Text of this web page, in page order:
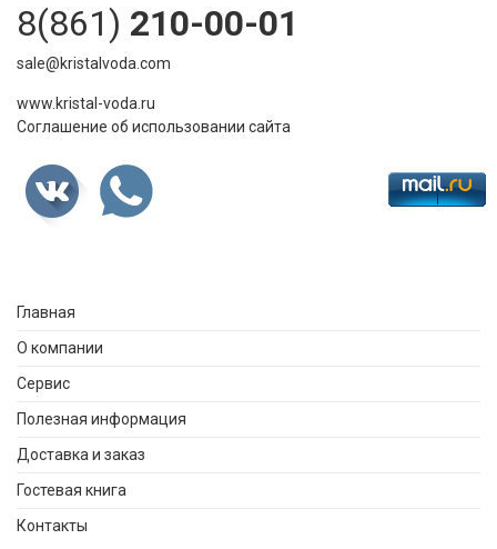
8(861) 210-00-01
sale@kristalvoda.com
www.kristal-voda.ru
Соглашение об использовании сайта
Главная
О компании
Сервис
Полезная информация
Доставка и заказ
Гостевая книга
Контакты